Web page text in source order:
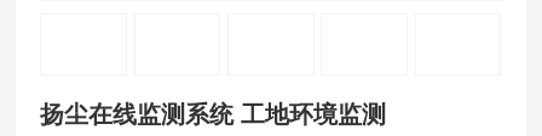
扬尘在线监测系统 工地环境监测